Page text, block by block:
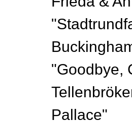
"Goodbye,
Pallace"